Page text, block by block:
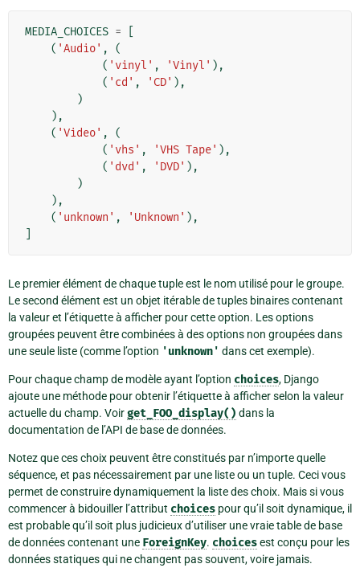
MEDIA_CHOICES =
( 'Audio' ,
(
( 'vinyl' , 'Vinyl' ),
( 'cd' , 'CD' ),
)
),
( 'Video' ,
(
( 'vhs' , 'VHS Tape' ),
( 'dvd' , 'DVD' ),
)
),
( 'unknown' , 'Unknown' ),
Le premier élément de chaque tuple est le nom utilisé pour le groupe.
Le second élément est un objet itérable de tuples binaires contenant
la valeur et l’étiquette à afficher pour cette option. Les options
groupées peuvent être combinées à des options non groupées dans
une seule liste (comme l’option 'unknown' dans cet exemple).
Pour chaque champ de modèle ayant l’option choices, Django
ajoute une méthode pour obtenir l’étiquette à afficher selon la valeur
actuelle du champ. Voirget_FOO_display() dans la
documentation de l’API de base de données.
Notez que ces choix peuvent être constitués par n’importe quelle
séquence, et pas nécessairement par une liste ou un tuple. Ceci vous
permet de construire dynamiquement la liste des choix. Mais si vous
commencer à bidouiller l’attribut choices pour qu’il soit dynamique, il
est probable qu’il soit plus judicieux d’utiliser une vraie table de base
de données contenant une ForeignKey. choicesest conçu pour les
données statiques qui ne changent pas souvent, voire jamais.